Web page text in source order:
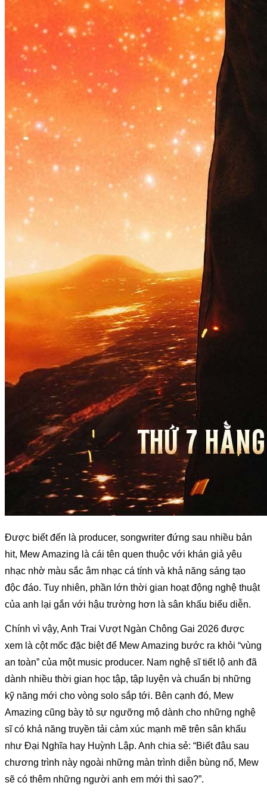
Được biết đến là producer, songwriter đứng sau nhiều bản
hit, Mew Amazing là cái tên quen thuộc với khán giả yêu
nhạc nhờ màu sắc âm nhạc cá tính và khả năng sáng tạo
độc đáo. Tuy nhiên, phần lớn thời gian hoạt động nghệ thuật
của anh lại gắn với hậu trường hơn là sân khấu biểu diễn.
Chính vì vậy, Anh Trai Vượt Ngàn Chông Gai 2026 được
xem là cột mốc đặc biệt để Mew Amazing bước ra khỏi “vùng
an toàn” của một music producer. Nam nghệ sĩ tiết lộ anh đã
dành nhiều thời gian học tập, tập luyện và chuẩn bị những
kỹ năng mới cho vòng solo sắp tới. Bên cạnh đó, Mew
Amazing cũng bày tỏ sự ngưỡng mộ dành cho những nghệ
sĩ có khả năng truyền tải cảm xúc mạnh mẽ trên sân khấu
như Đại Nghĩa hay Huỳnh Lập. Anh chia sẻ: “Biết đâu sau
chương trình này ngoài những màn trình diễn bùng nổ, Mew
sẽ có thêm những người anh em mới thì sao?”.